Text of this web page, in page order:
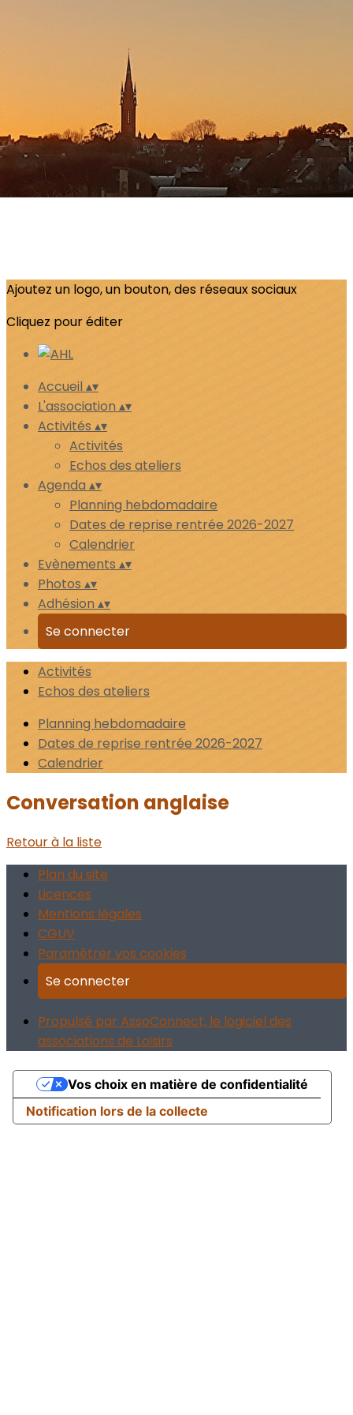
Images de la page d'accueil
Cliquez pour éditer
Ajoutez un logo, un bouton, des réseaux sociaux
Cliquez pour éditer
Accueil▴▾
L'association▴▾
Activités ▴▾
Activités
Echos des ateliers
Agenda▴▾
Planning hebdomadaire
Dates de reprise rentrée 2026-2027
Calendrier
Evènements ▴▾
Photos ▴▾
Adhésion▴▾
Se connecter
Activités
Echos des ateliers
Planning hebdomadaire
Dates de reprise rentrée 2026-2027
Calendrier
Conversation anglaise
Retour à la liste
Plan du site
Licences
Mentions légales
CGUV
Paramétrer vos cookies
Se connecter
Propulsé par AssoConnect, le logiciel des
associations de Loisirs
Notification lors de la collecte
Vos choix en matière de confidentialité